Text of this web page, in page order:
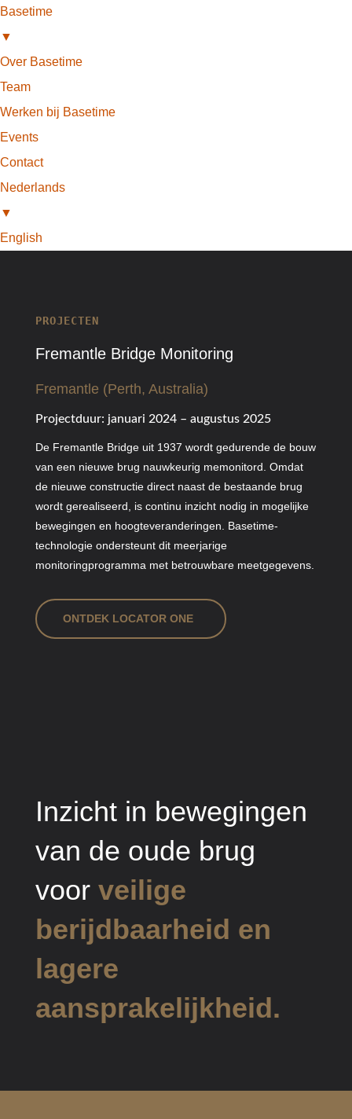
Basetime
▼
Over Basetime
Team
Werken bij Basetime
Events
Contact
Nederlands
▼
English
PROJECTEN
Fremantle Bridge Monitoring
Fremantle (Perth, Australia)
Projectduur: januari 2024 – augustus 2025
De Fremantle Bridge uit 1937 wordt gedurende de bouw
van een nieuwe brug nauwkeurig memonitord. Omdat
de nieuwe constructie direct naast de bestaande brug
wordt gerealiseerd, is continu inzicht nodig in mogelijke
bewegingen en hoogteveranderingen. Basetime-
technologie ondersteunt dit meerjarige
monitoringprogramma met betrouwbare meetgegevens.
ONTDEK LOCATOR ONE
Inzicht in bewegingen
van de oude brug
voor veilige
berijdbaarheid en
lagere
aansprakelijkheid.